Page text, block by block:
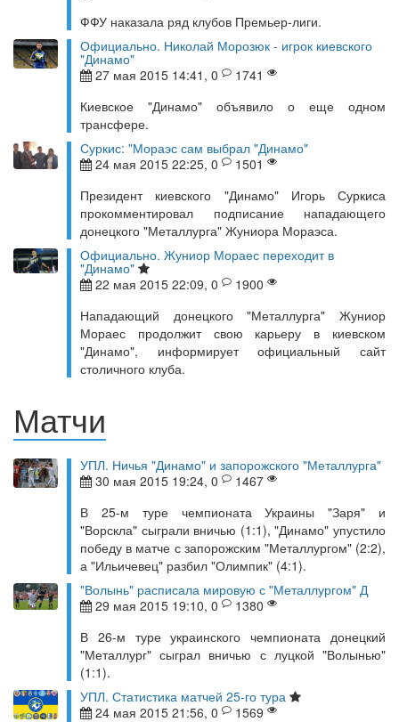
ФФУ наказала ряд клубов Премьер-лиги.
Официально. Николай Морозюк - игрок киевского
"Динамо"
27 мая 2015 14:41, 0
1741
Киевское "Динамо" объявило о еще одном
трансфере.
Суркис: "Мораэс сам выбрал "Динамо"
24 мая 2015 22:25, 0
1501
Президент киевского "Динамо" Игорь Суркиса
прокомментировал подписание нападающего
донецкого "Металлурга" Жуниора Мораэса.
Официально. Жуниор Мораес переходит в
"Динамо"
22 мая 2015 22:09, 0
1900
Нападающий донецкого "Металлурга" Жуниор
Мораес продолжит свою карьеру в киевском
"Динамо", информирует официальный сайт
столичного клуба.
Матчи
УПЛ. Ничья "Динамо" и запорожского "Металлурга"
30 мая 2015 19:24, 0
1467
В 25-м туре чемпионата Украины "Заря" и
"Ворскла" сыграли вничью (1:1), "Динамо" упустило
победу в матче с запорожским "Металлургом" (2:2),
а "Ильичевец" разбил "Олимпик" (4:1).
"Волынь" расписала мировую с "Металлургом" Д
29 мая 2015 19:10, 0
1380
В 26-м туре украинского чемпионата донецкий
"Металлург" сыграл вничью с луцкой "Волынью"
(1:1).
УПЛ. Статистика матчей 25-го тура
24 мая 2015 21:56, 0
1569